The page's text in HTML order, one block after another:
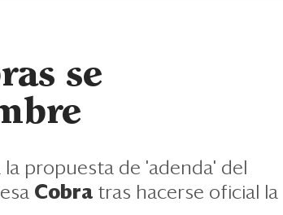
se
propuesta de 'adenda' del
Cobra tras hacerse oficial la